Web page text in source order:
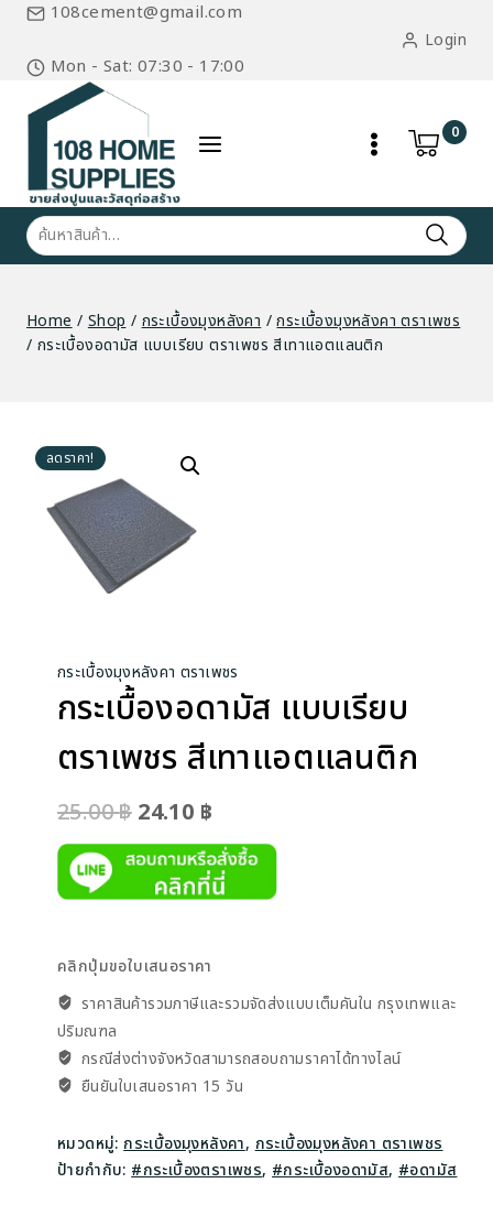
Skip
content
108cement@gmail.com
Mon - Sat: 07:30 - 17:00
Login
0
ค้นหา:
Home / Shop / กระเบื้องมุงหลังคา / กระเบื้องมุงหลังคา ตราเพชร
/ กระเบื้องอดามัส แบบเรียบ ตราเพชร สีเทาแอตแลนติก
ลดราคา!
กระเบื้องมุงหลังคา ตราเพชร
กระเบื้องอดามัส แบบเรียบ
ตราเพชร สีเทาแอตแลนติก
25.00฿ Original
price
was:
24.10 ฿
price
is:
คลิกปุ่มขอใบเสนอราคา
ราคาสินค้ารวมภาษีและรวมจัดส่งแบบเต็มคันใน กรุงเทพและ
ปริมณฑล
กรณีส่งต่างจังหวัดสามารถสอบถาม​ราคาได้ทางไลน์
ยืนยันใบเสนอราคา 15 วัน
หมวดหมู่: กระเบื้องมุงหลังคา, กระเบื้องมุงหลังคา ตราเพชร
ป้ายกำกับ: #กระเบื้องตราเพชร, #กระเบื้องอดามัส, #อดามัส